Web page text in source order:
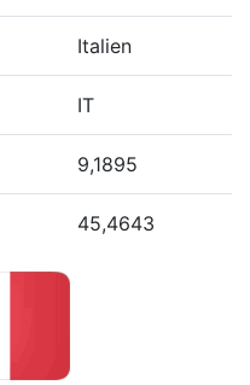
Italien
IT
9,1895
45,4643